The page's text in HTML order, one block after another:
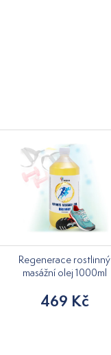
Regenerace rostlinný
masážní olej 1000ml
469 Kč